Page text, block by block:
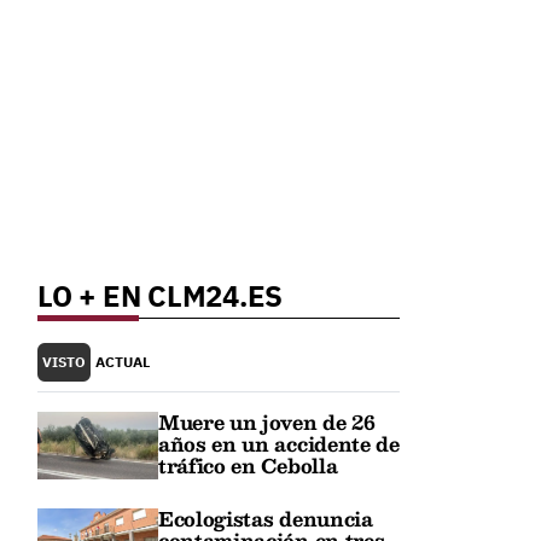
LO + EN CLM24.ES
VISTO ACTUAL
Muere un joven de 26
años en un accidente de
tráfico en Cebolla
Ecologistas denuncia